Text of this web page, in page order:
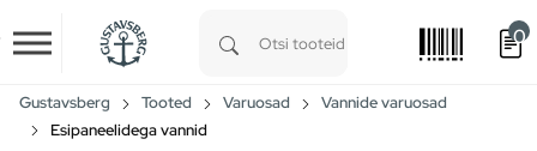
Skip to main content
0
Gustavsberg Tooted Varuosad
Vannide varuosad
Esipaneelidega vannid